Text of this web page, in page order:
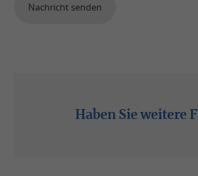
Nachricht senden
Haben Sie weitere